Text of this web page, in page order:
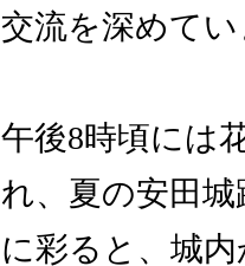
交流を深めて
午後8時頃には
れ、夏の安田
に彩ると、城